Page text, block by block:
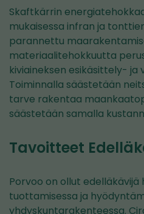
Skaftkärrin
mukaisessa infran ja
parannettu
materiaalitehokkuutta
kiviaineksen esikäsittely- ja
Toiminnalla säästetään
tarve rakentaa
säästetään samalla
Tavoitteet
Porvoo on ollut
tuottamisessa ja
yhdyskuntarakenteessa.